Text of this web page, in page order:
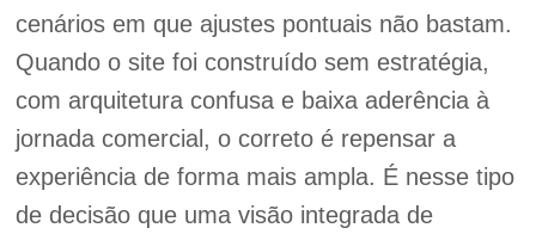
cenários em que ajustes pontuais não bastam.
Quando o site foi construído sem estratégia,
com arquitetura confusa e baixa aderência à
jornada comercial, o correto é repensar a
experiência de forma mais ampla. É nesse tipo
de decisão que uma visão integrada de